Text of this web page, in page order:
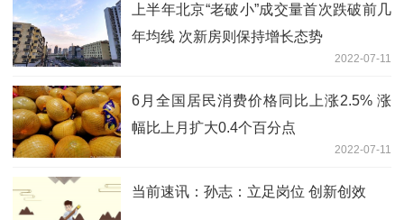
上半年北京“老破小”成交量首次跌破前几
年均线 次新房则保持增长态势
2022-07-11
6月全国居民消费价格同比上涨2.5% 涨
幅比上月扩大0.4个百分点
2022-07-11
当前速讯：孙志：立足岗位 创新创效